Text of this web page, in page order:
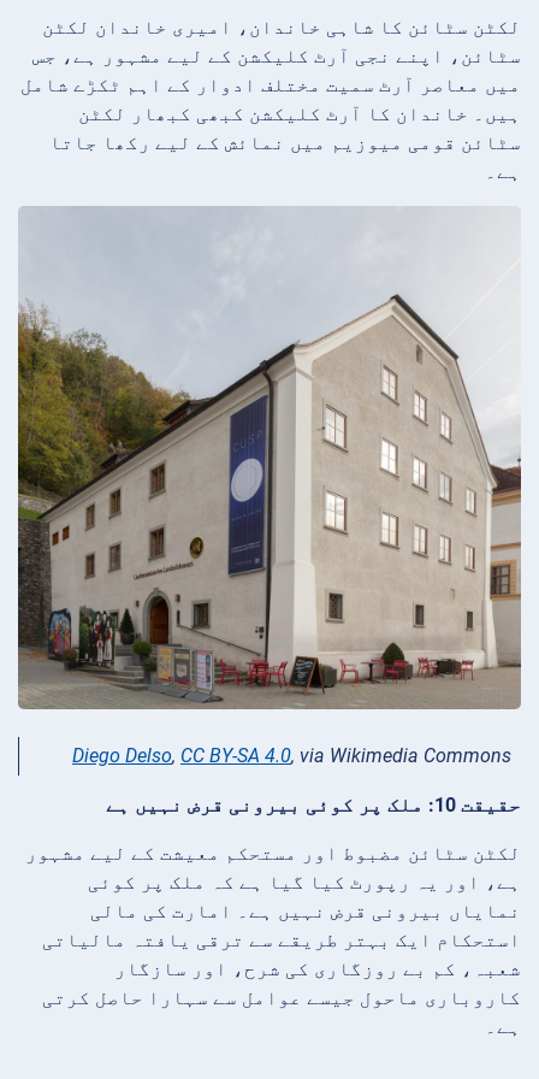
لکٹن سٹائن کا شاہی خاندان، امیری خاندان لکٹن
سٹائن، اپنے نجی آرٹ کلیکشن کے لیے مشہور ہے، جس
میں معاصر آرٹ سمیت مختلف ادوار کے اہم ٹکڑے شامل
ہیں۔ خاندان کا آرٹ کلیکشن کبھی کبھار لکٹن
سٹائن قومی میوزیم میں نمائش کے لیے رکھا جاتا
ہے۔
Diego Delso, CC BY-SA 4.0, via Wikimedia Commons
حقیقت 10: ملک پر کوئی بیرونی قرض نہیں ہے
لکٹن سٹائن مضبوط اور مستحکم معیشت کے لیے مشہور
ہے، اور یہ رپورٹ کیا گیا ہے کہ ملک پر کوئی
نمایاں بیرونی قرض نہیں ہے۔ امارت کی مالی
استحکام ایک بہتر طریقے سے ترقی یافتہ مالیاتی
شعبہ، کم بے روزگاری کی شرح، اور سازگار
کاروباری ماحول جیسے عوامل سے سہارا حاصل کرتی
ہے۔